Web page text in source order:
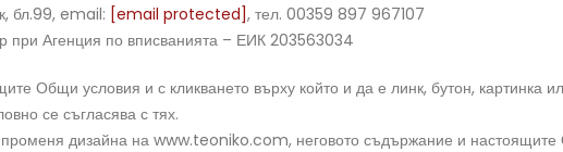
бл.99, email: [email protected], тел. 00359 897 967107
при Агенция по вписванията – ЕИК 203563034
Общи условия и с кликването върху който и да е линк, бутон, картинка
се съгласява с тях.
дизайна на www.teoniko.com, неговото съдържание и